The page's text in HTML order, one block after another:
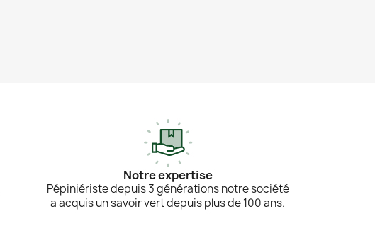
Notre expertise
Pépiniériste depuis 3 générations notre société
a acquis un savoir vert depuis plus de 100 ans.